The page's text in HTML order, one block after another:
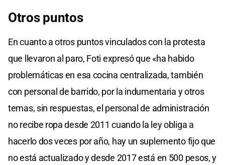
Otros puntos
En cuanto a otros puntos vinculados con la protesta
que llevaron al paro, Foti expresó que «ha habido
problemáticas en esa cocina centralizada, también
con personal de barrido, por la indumentaria y otros
temas, sin respuestas, el personal de administración
no recibe ropa desde 2011 cuando la ley obliga a
hacerlo dos veces por año, hay un suplemento fijo que
no está actualizado y desde 2017 está en 500 pesos, y